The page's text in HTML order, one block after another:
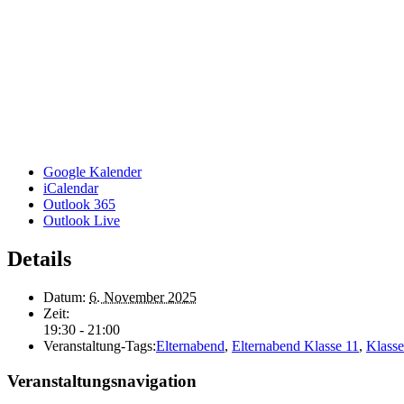
Google Kalender
iCalendar
Outlook 365
Outlook Live
Details
Datum: 6. November 2025
Zeit:
19:30 - 21:00
Veranstaltung-Tags:Elternabend, Elternabend Klasse 11 ,
Veranstaltungsnavigation